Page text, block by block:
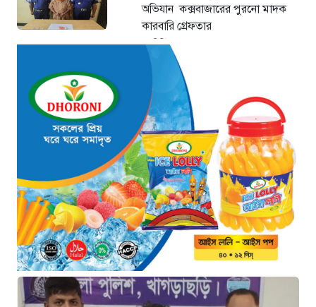
অভিযান কক্সবাজারের পুরনো মাদক
কারবারি গ্রেফতার
৩৭ মিনিট আগে
ঢাকা চট্টগ্রাম মহাসড়ক স্টার লাইন
বাসের ধাক্কায় অটোরিকশা চালক নিহত
৪৫ মিনিট আগে
হামে আরও ৬ শিশুর মৃত্যু, নতুন করে
আক্রান্ত ৮৫ জন
৪ ঘণ্টা আগে
মরণফাঁদ সুনামগঞ্জ সড়ক: মাঝরাস্তায়
খুঁটি, দেড় বছরে শতাধিক দুর্ঘটনা
৪ ঘণ্টা আগে
‘সচিবালয় অভিমুখে ১১ দলীয় ঐক্যের
পদযাত্রায় পুলিশের বাধা’
৪ ঘণ্টা আগে